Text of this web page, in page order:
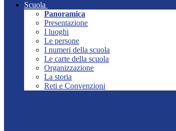
Scuola
Panoramica
Presentazione
I luoghi
Le persone
I numeri della scuola
Le carte della scuola
Organizzazione
La storia
Reti e Convenzioni